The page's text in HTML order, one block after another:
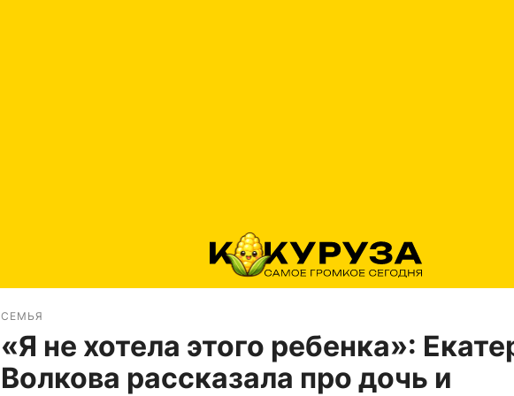
СЕМЬЯ
«Я не хотела этого ребенка»:
Волкова рассказала про дочь и